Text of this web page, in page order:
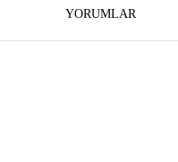
YORUMLAR